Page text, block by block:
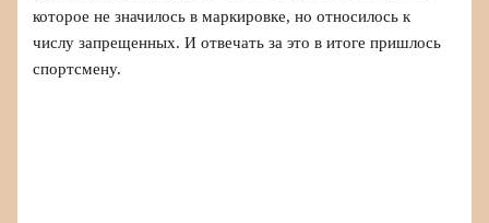
которое не значилось в маркировке, но относилось к
числу запрещенных. И отвечать за это в итоге пришлось
спортсмену.